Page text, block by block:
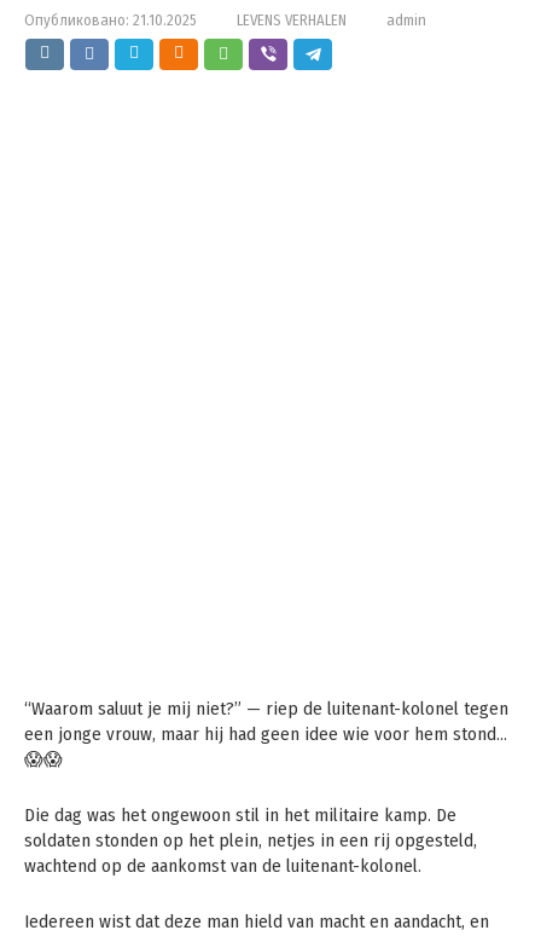
Опубликовано: 21.10.2025 LEVENS VERHALEN admin
“Waarom saluut je mij niet?” — riep de luitenant-kolonel tegen
een jonge vrouw, maar hij had geen idee wie voor hem stond…
😱😱
Die dag was het ongewoon stil in het militaire kamp. De
soldaten stonden op het plein, netjes in een rij opgesteld,
wachtend op de aankomst van de luitenant-kolonel.
Iedereen wist dat deze man hield van macht en aandacht, en